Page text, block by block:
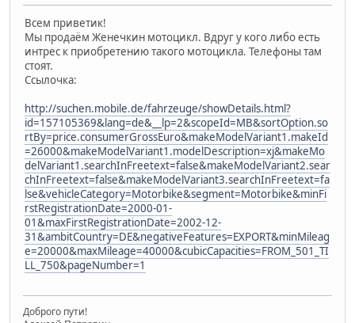
Всем приветик!
Мы продаём Женечкин мотоцикл. Вдруг у кого либо есть
интрес к приобретению такого мотоцикла. Телефоны там
стоят.
Ссылочка:
http://suchen.mobile.de/fahrzeuge/showDetails.html?
id=157105369&lang=de&__lp=2&scopeId=MB&sortOption.so
rtBy=price.consumerGrossEuro&makeModelVariant1.makeId
=26000&makeModelVariant1.modelDescription=xj&makeMo
delVariant1.searchInFreetext=false&makeModelVariant2.sear
chInFreetext=false&makeModelVariant3.searchInFreetext=fa
lse&vehicleCategory=Motorbike&segment=Motorbike&minFi
rstRegistrationDate=2000-01-
01&maxFirstRegistrationDate=2002-12-
31&ambitCountry=DE&negativeFeatures=EXPORT&minMileag
e=20000&maxMileage=40000&cubicCapacities=FROM_501_TI
LL_750&pageNumber=1
Доброго пути!